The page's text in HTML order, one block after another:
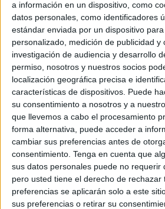
a información en un dispositivo, como
datos personales, como identificadores
estándar enviada por un dispositivo
personalizado, medición de publicidad y
investigación de audiencia y desarrollo
permiso, nosotros y nuestros socios
localización geográfica precisa e
características de dispositivos. Puede
su consentimiento a nosotros y a
que llevemos a cabo el procesamiento
forma alternativa, puede acceder a
cambiar sus preferencias antes de
consentimiento. Tenga en cuenta que
sus datos personales puede no requerir
pero usted tiene el derecho de rechazar
preferencias se aplicarán solo a este
sus preferencias o retirar su
será inspeccionado por la Científica
entornode uno de los detenidos.
han hecho con un bate de béisbol
vivienda.
Son pruebas de valoración que se
investigación que tiene como único
torno a la desaparicióny muerte de
en enero de 2022. De momento, al
pruebas recopiladas durante los 383
investigaciones, la Policía ha
uno de los detenidos, ahora
Mercedes vinculado al entorno
un bate, que podría ser el arma